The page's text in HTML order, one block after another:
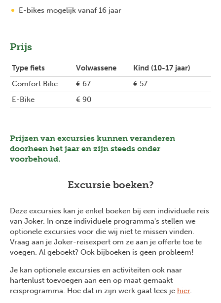
E-bikes mogelijk vanaf 16 jaar
Prijs
Type fiets Volwassene
Kind (10-17 jaar)
Comfort Bike
€ 67
€ 57
E-Bike
€ 90
Prijzen van excursies kunnen veranderen
doorheen het jaar en zijn steeds onder
voorbehoud.
Excursie boeken?
Deze excursies kan je enkel boeken bij een individuele reis
van Joker. In onze individuele programma's stellen we
optionele excursies voor die wij niet te missen vinden.
Vraag aan je Joker-reisexpert om ze aan je offerte toe te
voegen. Al geboekt? Ook bijboeken is geen probleem!
Je kan optionele excursies en activiteiten ook naar
hartenlust toevoegen aan een op maat gemaakt
reisprogramma. Hoe dat in zijn werk gaat lees je hier.
Previous